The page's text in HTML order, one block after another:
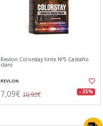
Revlon Colorstay tinte Nº5 Castaño
claro
REVLON
7,09€ 10,92€ - 35%